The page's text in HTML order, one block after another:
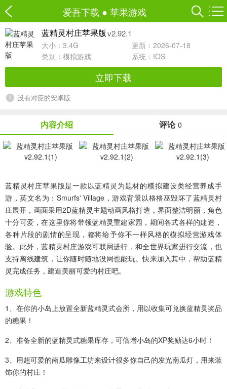
爱吾下载 ● 苹果游戏
蓝精灵村庄苹果版 v2.92.1
大小：3.4G
更新：2026-07-18
类别： 模拟游戏 系统：IOS
立即下载
没有对应的安卓版
内容介绍 评论 0
蓝精灵村庄苹果版是一款以蓝精灵为题材的模拟建设类经营养成手
游，英文名为：Smurfs' Village，游戏背景以格格巫毁坏了蓝精灵村
庄展开，画面采用2D蓝精灵主题动画风格打造，界面整洁明丽，角色
十分可爱，在这里你将带领蓝精灵重建家园，期间各式各样的建造，
各种片段的剧情的呈现，都将给予你不一样风格的模拟经营游戏体
验。此外，蓝精灵村庄游戏可联网进行，和全世界玩家进行交流，也
支持离线建筑，让你随时随地没网也能玩。快来加入其中，帮助蓝精
灵完成任务，建造美丽可爱的村庄吧。
游戏特色
1、在你的小岛上放置全新蓝精灵式会所，用以收集可兑换蓝精灵奖品
的糖果！
2、准备全新的蓝精灵式糖果库存，可倍增小岛的XP奖励达6小时！
3、用超可爱的南瓜雕像工坊来设计很多你自己的发光南瓜灯，用来装
饰你的村庄！